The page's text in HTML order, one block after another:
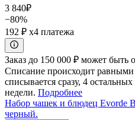
3 840₽
−80%
192 ₽ x4 платежа
Заказ до 150 000 ₽ может быть
Списание происходит
списывается сразу, 4
недели. Подробнее
Набор чашек и блюдец Evorde
черный.